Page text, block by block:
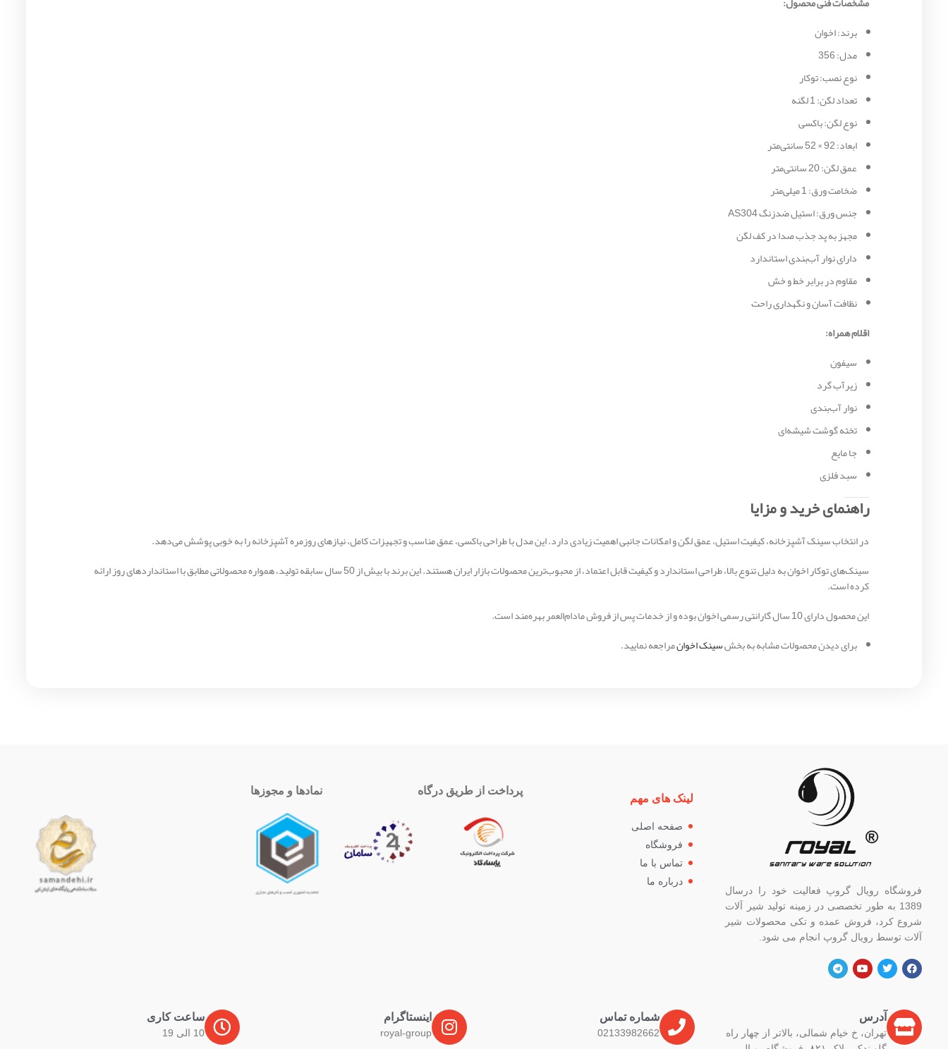
برند: اخوان
مدل: 356
نوع نصب: توکار
تعداد لگن: 1 لگنه
نوع لگن: باکسی
ابعاد: 92 × 52 سانتی‌متر
عمق لگن: 20 سانتی‌متر
ضخامت ورق: 1 میلی‌متر
جنس ورق: استیل ضدزنگ AS304
مجهز به پد جذب صدا در کف لگن
دارای نوار آب‌بندی استاندارد
مقاوم در برابر خط و خش
نظافت آسان و نگهداری راحت
اقلام همراه:
سیفون
زیرآب گرد
نوار آب‌بندی
تخته گوشت شیشه‌ای
جا مایع
سبد فلزی
راهنمای خرید و مزایا
در انتخاب سینک آشپزخانه، کیفیت استیل، عمق لگن و امکانات جانبی اهمیت زیادی دارد. این مدل با طراحی باکسی، عمق مناسب و تجهیزات کامل، نیازهای روزمره آشپزخانه را به خوبی پوشش می‌دهد.
سینک‌های توکار اخوان به دلیل تنوع بالا، طراحی استاندارد و کیفیت قابل اعتماد، از محبوب‌ترین محصولات بازار ایران هستند. این برند با بیش از 50 سال سابقه تولید، همواره محصولاتی مطابق با استانداردهای روز ارائه
کرده است.
این محصول دارای 10 سال گارانتی رسمی اخوان بوده و از خدمات پس از فروش مادام‌العمر بهره‌مند است.
برای دیدن محصولات مشابه به بخشسینک اخوانمراجعه نمایید.
فروشگاه رویال گروپ فعالیت خود را درسال
1389 به طور تخصصی در زمینه تولید شیر آلات
شروع کرد، فروش عمده و تکی محصولات شیر
آلات توسط رویال گروپ انجام می شود.
لینک های مهم
صفحه اصلی
فروشگاه
تماس با ما
درباره ما
پرداخت از طریق درگاه نمادها و مجوزها
آدرس
تهران، خ خیام شمالی، بالاتر از چهار راه
شماره تماس
02133982662
اینستاگرام
royal-group
ساعت کاری
10 الی 19